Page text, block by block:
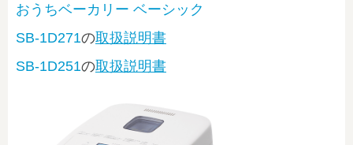
おうちベーカリー ベーシック
SB-1D271の取扱説明書
SB-1D251の取扱説明書